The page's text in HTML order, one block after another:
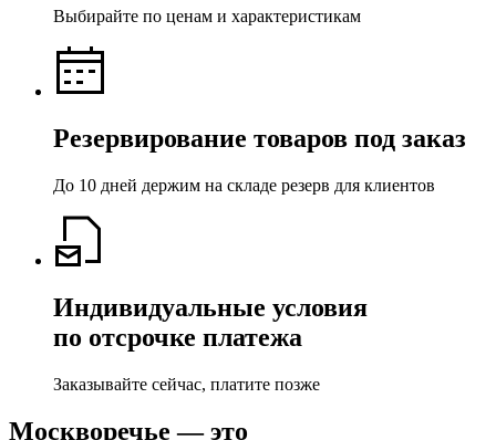
Выбирайте по ценам и характеристикам
Резервирование товаров под заказ
До 10 дней держим на складе резерв для клиентов
Индивидуальные условия
по отсрочке платежа
Заказывайте сейчас, платите позже
Москворечье — это